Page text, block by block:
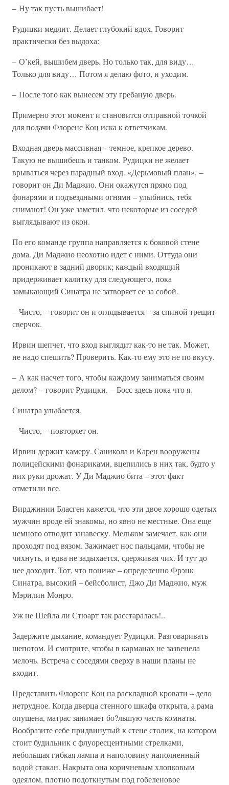
– Ну так пусть вышибает!
Рудицки медлит. Делает глубокий вдох. Говорит
практически без выдоха:
– О’кей, вышибем дверь. Но только так, для виду…
Только для виду… Потом я делаю фото, и уходим.
– После того как вынесем эту гребаную дверь.
Примерно этот момент и становится отправной точкой
для подачи Флоренс Коц иска к ответчикам.
Входная дверь массивная – темное, крепкое дерево.
Такую не вышибешь и танком. Рудицки не желает
врываться через парадный вход. «Дерьмовый план», –
говорит он Ди Маджио. Они окажутся прямо под
фонарями и подъездными огнями – улыбнись, тебя
снимают! Он уже заметил, что некоторые из соседей
выглядывают из окон.
По его команде группа направляется к боковой стене
дома. Ди Маджио неохотно идет с ними. Оттуда они
проникают в задний дворик; каждый входящий
придерживает калитку для следующего, пока
замыкающий Синатра не затворяет ее за собой.
– Чисто, – говорит он и оглядывается – за спиной трещит
сверчок.
Ирвин шепчет, что вход выглядит как-то не так. Может,
не надо спешить? Проверить. Как-то ему это не по вкусу.
– А как насчет того, чтобы каждому заниматься своим
делом? – говорит Рудицки. – Босс здесь пока что я.
Синатра улыбается.
– Чисто, – повторяет он.
Ирвин держит камеру. Саникола и Карен вооружены
полицейскими фонариками, вцепились в них так, будто у
них руки дрожат. У Ди Маджио бита – этот факт
отметили все.
Вирджинии Бласген кажется, что эти двое хорошо одетых
мужчин вроде ей знакомы, но явно не местные. Она еще
немного отводит занавеску. Мельком замечает, как они
проходят под вязом. Зажимает нос пальцами, чтобы не
чихнуть, и едва не задыхается, сдерживая чих. И тут до
нее доходит. Тот, что пониже – определенно Фрэнк
Синатра, высокий – бейсболист, Джо Ди Маджио, муж
Мэрилин Монро.
Уж не Шейла ли Стюарт так расстаралась!..
Задержите дыхание, командует Рудицки. Разговаривать
шепотом. И смотрите, чтобы в карманах не зазвенела
мелочь. Встреча с соседями сверху в наши планы не
входит.
Представить Флоренс Коц на раскладной кровати – дело
нетрудное. Когда дверца стенного шкафа открыта, а рама
опущена, матрас занимает бо?льшую часть комнаты.
Вообразите себе придвинутый к стене столик, на котором
стоит будильник с флуоресцентными стрелками,
небольшая гибкая лампа и наполовину наполненный
водой стакан. Накрыта она коричневым хлопковым
одеялом, плотно подоткнутым под гобеленовое